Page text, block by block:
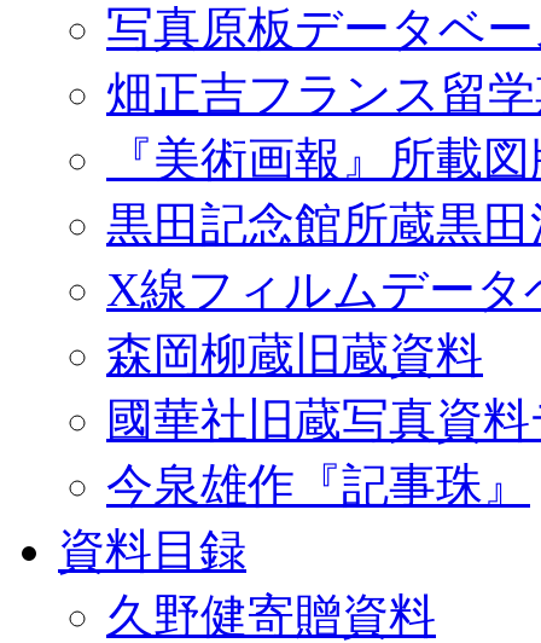
写真原板データベ
畑正吉フランス留
『美術画報』所載
黒田記念館所蔵黒
X線フィルムデータ
森岡柳蔵旧蔵資料
國華社旧蔵写真資
今泉雄作『記事珠』
資料目録
久野健寄贈資料